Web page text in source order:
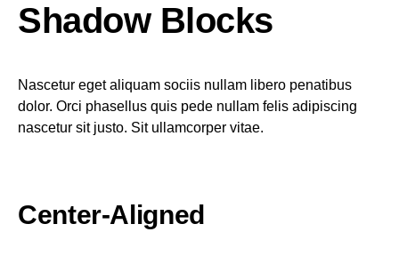
Shadow Blocks
Nascetur eget aliquam sociis nullam libero penatibus
dolor. Orci phasellus quis pede nullam felis adipiscing
nascetur sit justo. Sit ullamcorper vitae.
Center-Aligned